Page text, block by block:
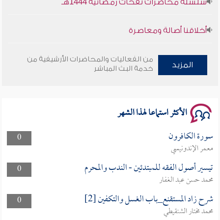
سلسلة محاضرات نفحات رمضانية 1444هـ
المزيد
من الفعاليات والمحاضرات الأرشيفية من
خدمة البث المباشر
الأكثر استماعا لهذا الشهر
0 سورة الكافرون
معمر الإندونيسي
0
تيسير أصول الفقه للمبتدئين - الندب والمحرم
محمد حسن عبد الغفار
0
شرح زاد المستقنع_باب الغسل والتكفين [2]
محمد مختار الشنقيطي